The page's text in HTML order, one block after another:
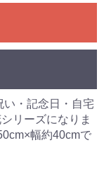
い・記念日・自宅
リーズになりま
幅約40cmで